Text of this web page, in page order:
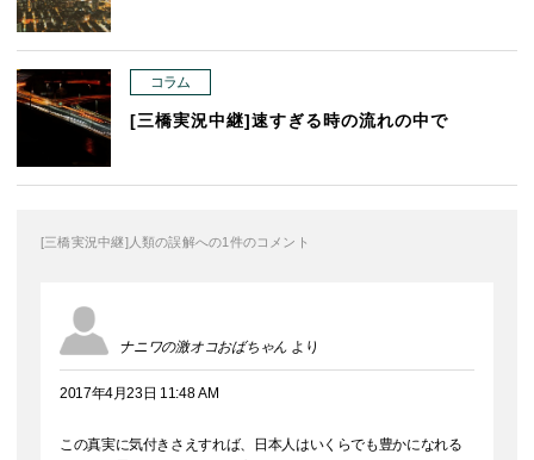
コラム
[三橋実況中継]速すぎる時の流れの中で
[三橋実況中継]人類の誤解への1件のコメント
ナニワの激オコおばちゃん より
2017年4月23日 11:48 AM
この真実に気付きさえすれば、日本人はいくらでも豊かになれる